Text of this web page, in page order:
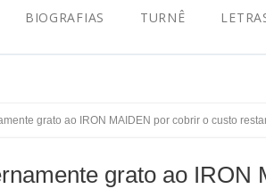
BIOGRAFIAS TURNÊ
grato ao IRON MAIDEN por cobrir o custo
grato ao IRON